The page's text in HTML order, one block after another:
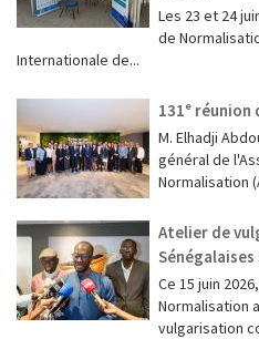
‎Les 23 et 24
de
Internationale de...
131ᵉ réunion
M. Elhadji
général de
Normalisation
Atelier de
Ce 15 juin
Normalisation
vulgarisation